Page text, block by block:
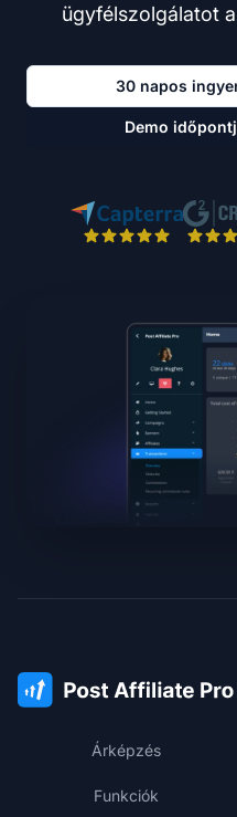
ügyfélszolgálatot
30 napos
Demo
Árképzés
Funkciók